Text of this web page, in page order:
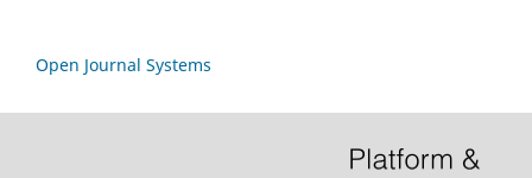
Open Journal Systems